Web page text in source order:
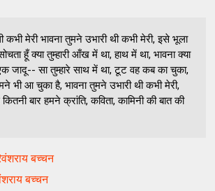
कभी मेरी भावना तुमने उभारी थी कभी मेरी, इसे भूला
हूँ क्या तुम्हारी आँख में था, हाथ में था, भावना क्या
जादू-- सा तुम्हारे साथ में था, टूट वह कब का चुका,
भी आ चुका है, भावना तुमने उभारी थी कभी मेरी,
बार हमने क्रांति, कविता, कामिनी की बात की
बच्चन
बच्चन